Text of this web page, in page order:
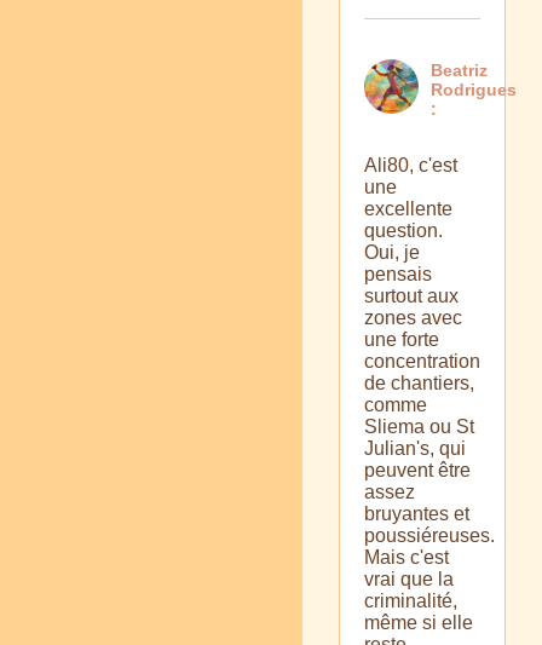
Beatriz
Rodrigues
:
Ali80, c'est
une
excellente
question.
Oui, je
pensais
surtout aux
zones avec
une forte
concentration
de chantiers,
comme
Sliema ou St
Julian's, qui
peuvent être
assez
bruyantes et
poussiéreuses.
Mais c'est
vrai que la
criminalité,
même si elle